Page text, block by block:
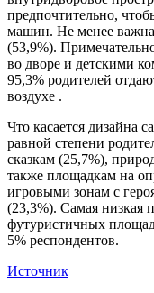
предпочтительно,
машин. Не менее важна
(53,9%).
во дворе и детскими
95,3% родителей
воздухе .
Что касается дизайна
равной степени
сказкам (25,7%),
также площадкам на
игровыми зонам с
(23,3%). Самая низкая
футуристичных
5% респондентов.
Источник